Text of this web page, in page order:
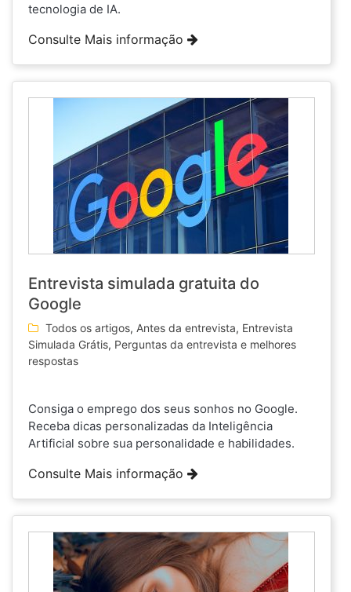
tecnologia de IA.
Consulte Mais informação
Entrevista simulada gratuita do
Google
Todos os artigos, Antes da entrevista, Entrevista
Simulada Grátis, Perguntas da entrevista e melhores
respostas
Consiga o emprego dos seus sonhos no Google.
Receba dicas personalizadas da Inteligência
Artificial sobre sua personalidade e habilidades.
Consulte Mais informação